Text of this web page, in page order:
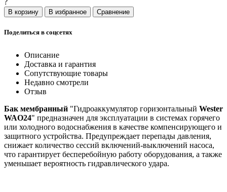
?
Поделиться в соцсетях
Описание
Доставка и гарантия
Сопутствующие товары
Недавно смотрели
Отзыв
Бак мембранный "Гидроаккумулятор горизонтальный Wester
WAO24" предназначен для эксплуатации в системах горячего
или холодного водоснабжения в качестве компенсирующего и
защитного устройства. Предупреждает перепады давления,
снижает количество сессий включений-выключений насоса,
что гарантирует бесперебойную работу оборудования, а также
уменьшает вероятность гидравлического удара.